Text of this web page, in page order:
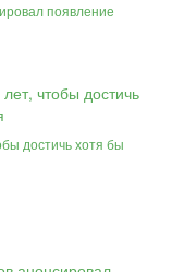
появление
достичь хотя бы